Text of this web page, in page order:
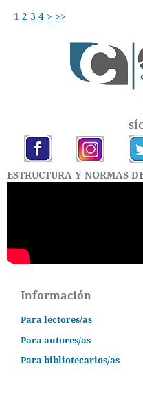
1 2 3 4 > >>
ESTRUCTURA Y NORMAS
Información
Para lectores/as
Para autores/as
Para bibliotecarios/as